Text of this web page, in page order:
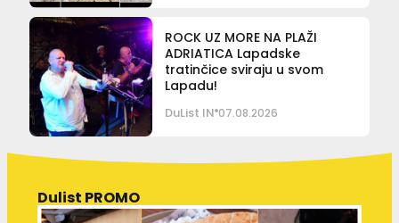
ROCK UZ MORE NA PLAŽI
ADRIATICA Lapadske
tratinčice sviraju u svom
Lapadu!
DuList IN 07.08.2026
Dulist PROMO